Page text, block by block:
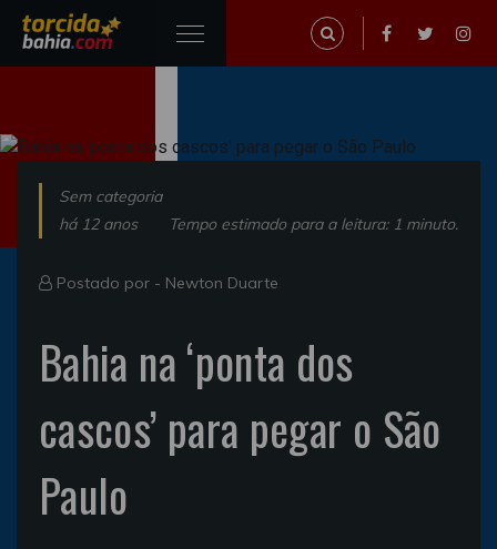
Sem categoria
há 12 anos
Tempo estimado para a leitura: 1 minuto.
Postado por - Newton Duarte
Bahia na ‘ponta dos
cascos’ para pegar o São
Paulo